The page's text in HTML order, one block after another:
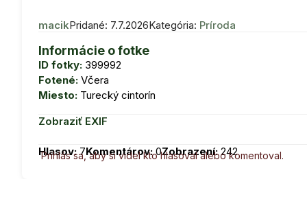
macikPridané: 7.7.2026Kategória: Príroda
Informácie o fotke
ID fotky: 399992
Fotené: Včera
Miesto: Turecký cintorín
Zobraziť EXIF
Hlasov:7Komentárov:0Zobrazení:242
Prihlás sa, aby si videl kto hlasoval alebo komentoval.